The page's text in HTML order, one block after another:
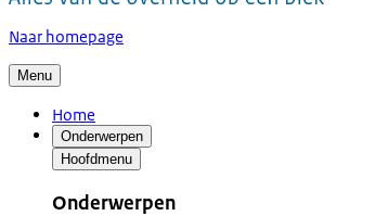
Naar homepage
Menu
Home
Onderwerpen
Hoofdmenu
Onderwerpen